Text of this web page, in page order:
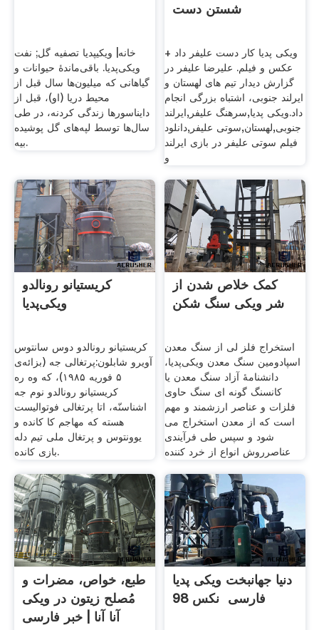
خانه| ویکیپدیا تصفیه گل; نفت
ویکی‌پدیا. باقی‌ماندهٔ حیوانات و
گیاهانی که میلیون‌ها سال قبل از
محیط دریا (او)، قبل از
دایناسورها زندگی كردنه، در طی
سال‌ها توسط لپه‌های گل پوشیده
بيه.
شستن دست
ویکی پدیا کار دست علیفر داد +
عکس و فیلم. علیرضا علیفر در
گزارش دیدار تیم های لهستان و
ایرلند جنوبی، اشتباه بزرگی انجام
داد.ویکی پدیا,سرهنگ علیفر,ایرلند
جنوبی,لهستان,سوتی علیفر,دانلود
فیلم سوتی علیفر در بازی ایرلند
و
کریستیانو رونالدو
ویکی‌پدیا
کریستیانو رونالدو دوس سانتوس
آویرو شابلون:پرتغالی جه (بزائه‌ی
۵ فوریه ۱۹۸۵)، که وه ره
کریستیانو رونالدو نوم جه
اشناسنّه، اتا پرتغالی فوتوالیست
هسته که مهاجم کا کانده و
یوونتوس و پرتغال ملی تیم دله
بازی کانده.
کمک خلاص شدن از
شر ویکی سنگ شکن
استخراج فلز لی از سنگ معدن
اسپادومین سنگ معدن ویکی‌پدیا،
دانشنامهٔ آزاد سنگ معدن یا
کانسنگ گونه ای سنگ حاوی
فلزات و عناصر ارزشمند و مهم
است که از معدن استخراج می
شود و سپس طی فرآیندی
عناصرروش انواع از خرد کننده
طبع، خواص، مضرات و
مُصلح زیتون در ویکی
آنا آنا | خبر فارسی
دنیا جهانبخت ویکی پدیا
فارسی ️ نکس 98